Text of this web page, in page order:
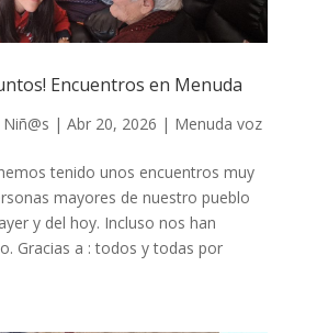
Encuentros en Menuda
| Abr 20, 2026 | Menuda voz
tenido unos encuentros muy
mayores de nuestro pueblo
y del hoy. Incluso nos han
Gracias a : todos y todas por